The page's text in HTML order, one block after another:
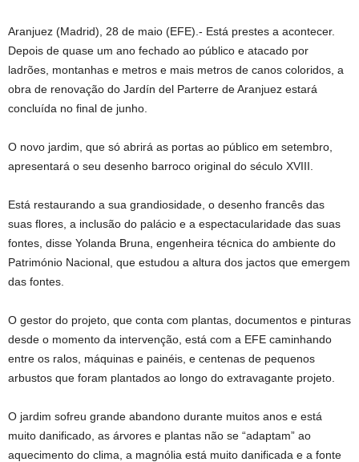
Aranjuez (Madrid), 28 de maio (EFE).- Está prestes a acontecer.
Depois de quase um ano fechado ao público e atacado por
ladrões, montanhas e metros e mais metros de canos coloridos, a
obra de renovação do Jardín del Parterre de Aranjuez estará
concluída no final de junho.
O novo jardim, que só abrirá as portas ao público em setembro,
apresentará o seu desenho barroco original do século XVIII.
Está restaurando a sua grandiosidade, o desenho francês das
suas flores, a inclusão do palácio e a espectacularidade das suas
fontes, disse Yolanda Bruna, engenheira técnica do ambiente do
Património Nacional, que estudou a altura dos jactos que emergem
das fontes.
O gestor do projeto, que conta com plantas, documentos e pinturas
desde o momento da intervenção, está com a EFE caminhando
entre os ralos, máquinas e painéis, e centenas de pequenos
arbustos que foram plantados ao longo do extravagante projeto.
O jardim sofreu grande abandono durante muitos anos e está
muito danificado, as árvores e plantas não se “adaptam” ao
aquecimento do clima, a magnólia está muito danificada e a fonte